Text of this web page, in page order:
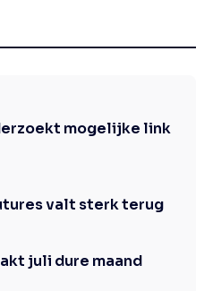
mogelijke link
valt sterk terug
juli dure maand